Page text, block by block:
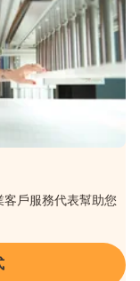
戶服務代表幫助您